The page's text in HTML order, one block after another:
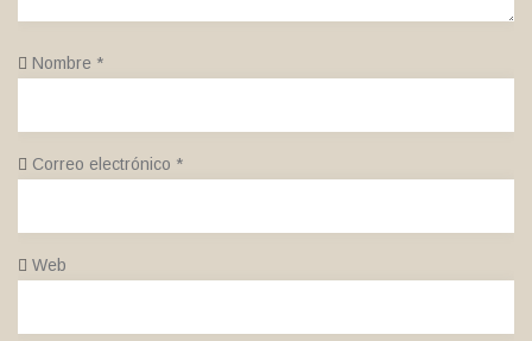
Nombre *
Correo electrónico *
Web